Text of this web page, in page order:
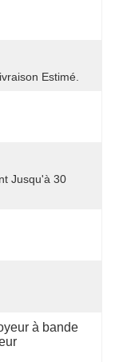
Estimé.
Jusqu'à 30
à bande